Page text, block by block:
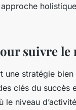
suivre le
une stratégie
clés du succès
le niveau